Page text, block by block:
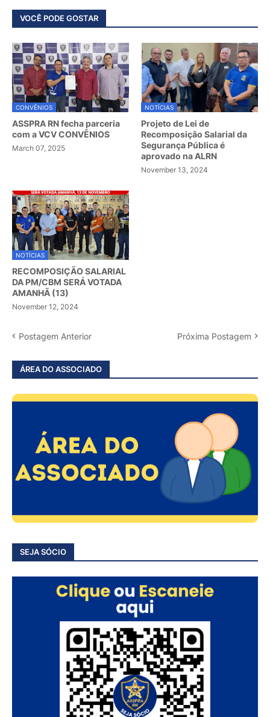
VOCÊ PODE GOSTAR
CONVÊNIOS
ASSPRA RN fecha parceria
com a VCV CONVÊNIOS
March 07, 2025
NOTÍCIAS
Projeto de Lei de
Recomposição Salarial da
Segurança Pública é
aprovado na ALRN
November 13, 2024
NOTÍCIAS
RECOMPOSIÇÃO SALARIAL
DA PM/CBM SERÁ VOTADA
AMANHÃ (13)
November 12, 2024
Postagem Anterior Próxima Postagem
ÁREA DO ASSOCIADO
SEJA SÓCIO